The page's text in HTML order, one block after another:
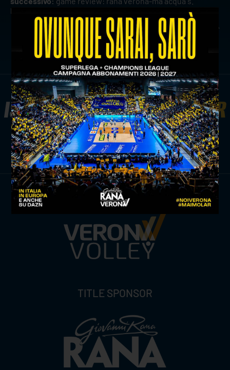
bernardo cuneo
news prima squadra
ISCRIVITI ALLANEWSLETTER
ISCRIVITI ORA
TITLE SPONSOR